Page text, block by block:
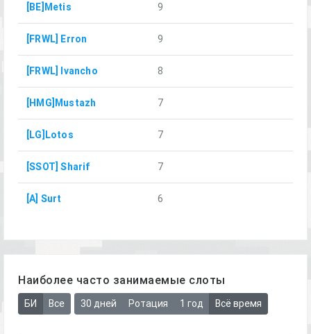
[BE]Metis 9
[FRWL] Erron 9
[FRWL] Ivancho 8
[HMG]Mustazh 7
[LG]Lotos 7
[SSOT] Sharif 7
[A] Surt 6
Наиболее часто занимаемые слоты
БИ Все 30 дней Ротация 1 год Всё время